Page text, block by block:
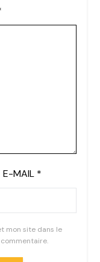
E-MAIL *
mon site dans le